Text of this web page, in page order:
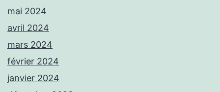
mai 2024
avril 2024
mars 2024
février 2024
janvier 2024